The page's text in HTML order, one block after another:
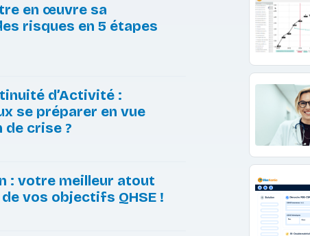
en œuvre sa
risques en 5 étapes
d’Activité :
se préparer en vue
de crise ?
: votre meilleur atout
vos objectifs QHSE !